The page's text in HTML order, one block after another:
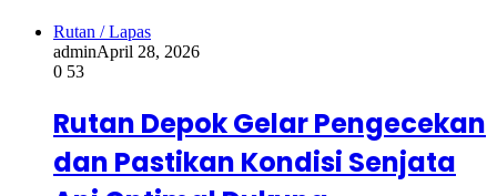
Rutan / Lapas
adminApril 28, 2026
0 53
Rutan Depok Gelar Pengecekan
dan Pastikan Kondisi Senjata